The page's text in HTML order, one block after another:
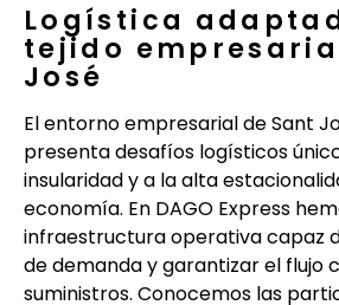
Logística
tejido
José
El entorno empresarial de Sant
presenta desafíos logísticos
insularidad y a la alta
economía. En DAGO Express
infraestructura operativa capaz
de demanda y garantizar el flujo
suministros. Conocemos las